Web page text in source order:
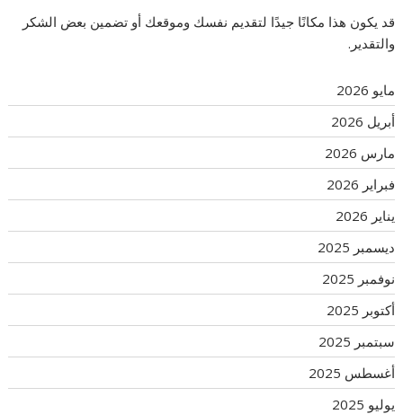
قد يكون هذا مكانًا جيدًا لتقديم نفسك وموقعك أو تضمين بعض الشكر
والتقدير.
مايو 2026
أبريل 2026
مارس 2026
فبراير 2026
يناير 2026
ديسمبر 2025
نوفمبر 2025
أكتوبر 2025
سبتمبر 2025
أغسطس 2025
يوليو 2025